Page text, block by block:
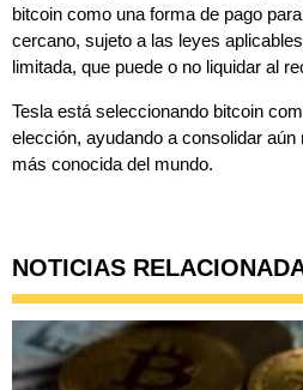
bitcoin como una forma de pago
cercano, sujeto a las leyes
limitada, que puede o no liquidar al
Tesla está seleccionando bitcoin
elección, ayudando a consolidar
más conocida del mundo.
NOTICIAS